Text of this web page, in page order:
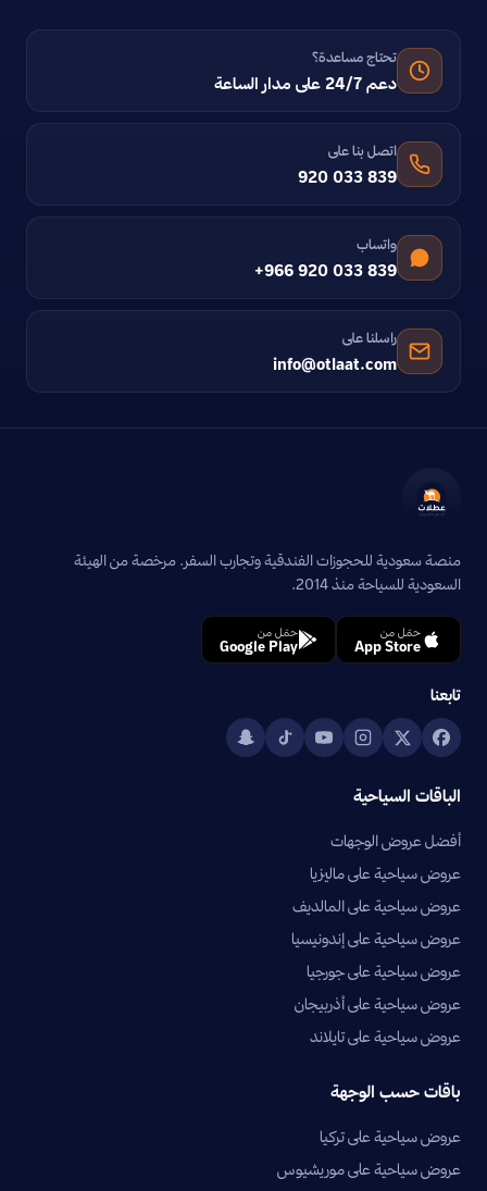
تحتاج مساعدة؟
دعم 24/7 على مدار الساعة
اتصل بنا على
920 033 839
واتساب
+966 920 033 839
راسلنا على
info@otlaat.com
منصة سعودية للحجوزات الفندقية وتجارب السفر. مرخصة من الهيئة
السعودية للسياحة منذ 2014.
حمّل من
App Store
حمّل من
Google Play
تابعنا
الباقات السياحية
أفضل عروض الوجهات
عروض سياحية على ماليزيا
عروض سياحية على المالديف
عروض سياحية على إندونيسيا
عروض سياحية على جورجيا
عروض سياحية على أذربيجان
عروض سياحية على تايلاند
باقات حسب الوجهة
عروض سياحية على تركيا
عروض سياحية على موريشيوس